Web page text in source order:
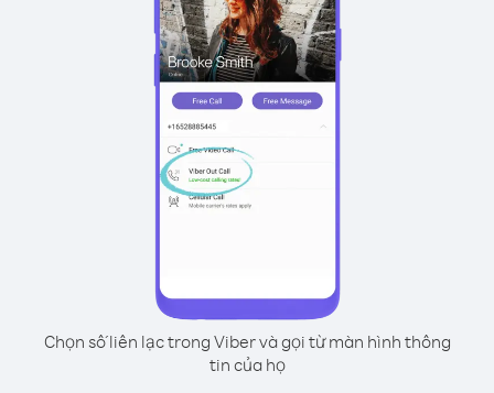
Chọn số liên lạc trong Viber và gọi từ màn hình thông
tin của họ